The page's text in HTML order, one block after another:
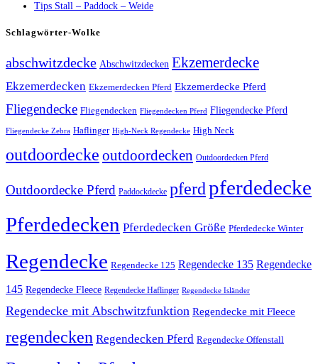
Tips Stall – Paddock – Weide
Schlagwörter-Wolke
abschwitzdecke Abschwitzdecken Ekzemerdecke
Ekzemerdecken Ekzemerdecken Pferd Ekzemerdecke Pferd
Fliegendecke Fliegendecken Fliegendecken Pferd Fliegendecke Pferd
Fliegendecke Zebra Haflinger High-Neck Regendecke High Neck
outdoordecke outdoordecken Outdoordecken Pferd
Outdoordecke Pferd Paddockdecke pferdpferdedecke
Pferdedecken Pferdedecken Größe Pferdedecke Winter
Regendecke Regendecke 125 Regendecke 135 Regendecke
145 Regendecke Fleece Regendecke Haflinger Regendecke Isländer
Regendecke mit Abschwitzfunktion Regendecke mit Fleece
regendecken Regendecken Pferd Regendecke Offenstall